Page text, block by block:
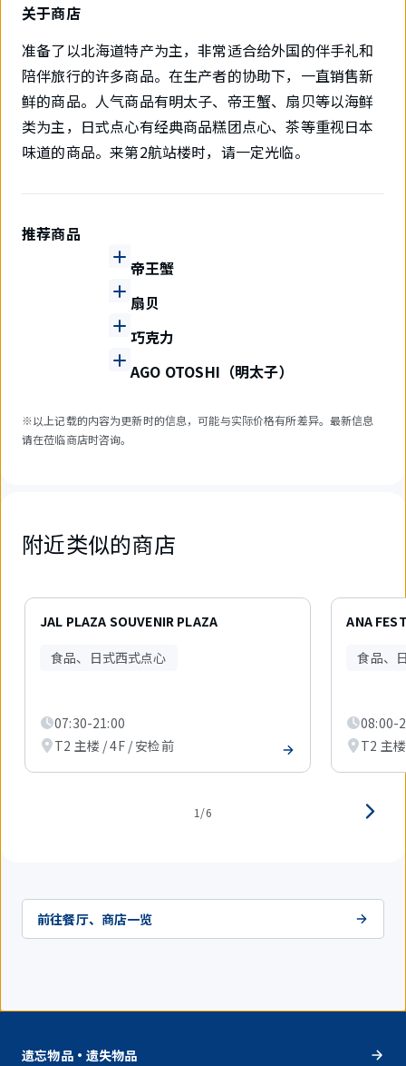
关于商店
准备了以北海道特产为主，非常适合给外国的伴手礼和
陪伴旅行的许多商品。在生产者的协助下，一直销售新
鲜的商品。人气商品有明太子、帝王蟹、扇贝等以海鲜
类为主，日式点心有经典商品糕团点心、茶等重视日本
味道的商品。来第2航站楼时，请一定光临。
推荐商品
帝王蟹
扇贝
巧克力
AGO OTOSHI（明太子）
※以上记载的内容为更新时的信息，可能与实际价格有所差异。最新信息
请在莅临商店时咨询。
附近类似的商店
JAL PLAZA SOUVENIR PLAZA
食品、日式西式点心
07:30-21:00
T2 主楼 / 4F / 安检前
ANA
食品、
08:00-
T2 主
1/6
前往餐厅、商店一览
遗忘物品・遗失物品